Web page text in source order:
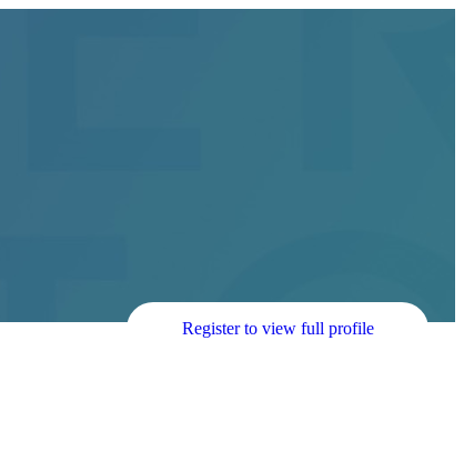
Register to view full profile